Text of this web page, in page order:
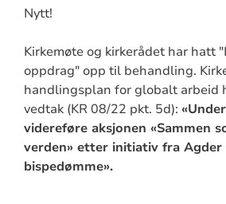
Nytt!
Kirkemøte og kirkerådet har hatt
oppdrag" opp til behandling.
handlingsplan for globalt arbeid
vedtak (KR 08/22 pkt. 5d):
videreføre aksjonen «Sammen
verden» etter initiativ fra Agder
bispedømme».